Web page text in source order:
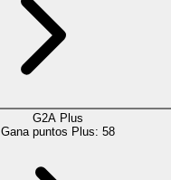
G2A Plus
Gana puntos Plus: 58